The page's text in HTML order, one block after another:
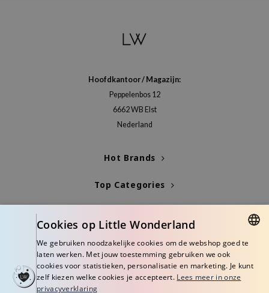
Hoofdkantoor / Magazijn:
Peppelenbos 12
6662 WB Elst
Nederland
Hot Brands
Top Categories
Info
DUTCH
ENGLISH
Cookies op Little Wonderland
We gebruiken noodzakelijke cookies om de webshop goed te
laten werken. Met jouw toestemming gebruiken we ook
cookies voor statistieken, personalisatie en marketing. Je kunt
zelf kiezen welke cookies je accepteert. Lees meer in onze
privacyverklaring